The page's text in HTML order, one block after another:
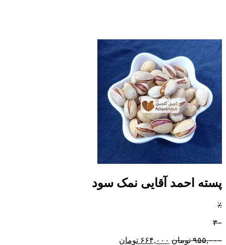
پسته احمد آقایی نمک سود
٪
۳۰
۹۵۵,۰۰۰ تومان ۶۶۴,۰۰۰ تومان